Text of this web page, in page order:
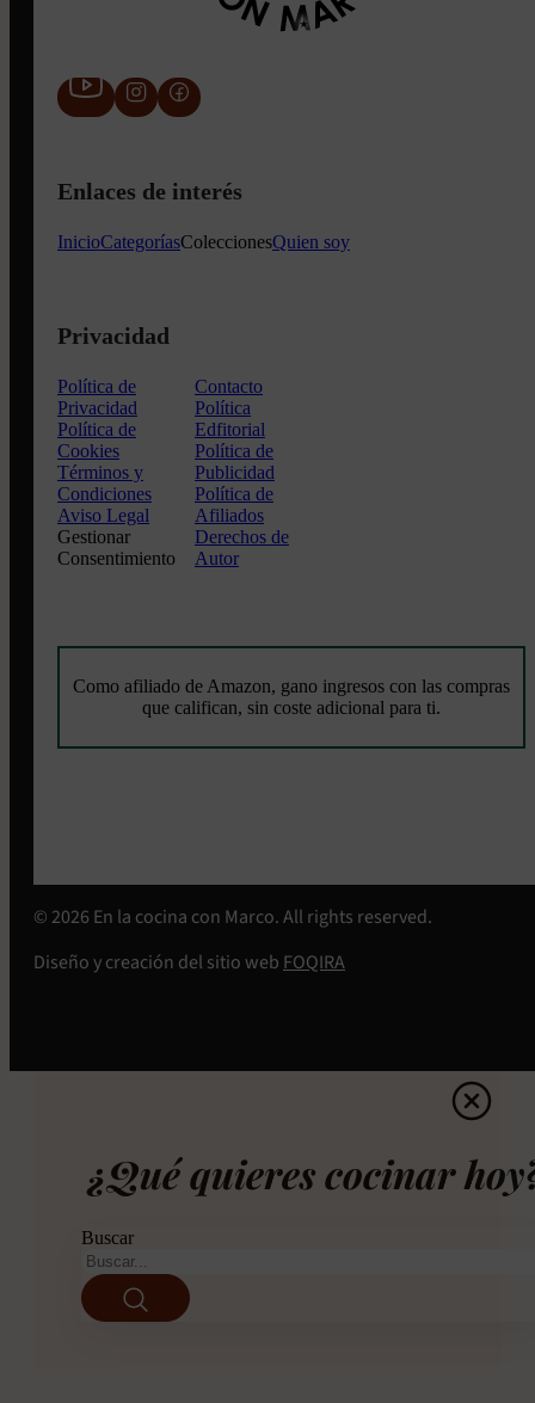
Enlaces de interés
InicioCategoríasColeccionesQuien soy
Privacidad
Política de
Privacidad
Política de
Cookies
Términos y
Condiciones
Aviso Legal
Gestionar
Consentimiento
Contacto
Política
Edfitorial
Política de
Publicidad
Política de
Afiliados
Derechos de
Autor
Como afiliado de Amazon, gano ingresos con las compras
que califican, sin coste adicional para ti.
© 2026 En la cocina con Marco. All rights reserved.
Diseño y creación del sitio web FOQIRA
¿Qué quieres cocinar
Buscar